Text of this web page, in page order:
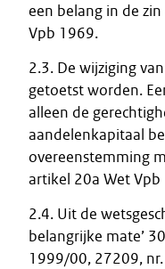
een belang in de
Vpb 1969.
2.3. De wijziging
getoetst worden.
alleen de
aandelenkapitaal
overeenstemming
artikel 20a Wet
2.4. Uit de
belangrijke mate’
1999/00, 27209,